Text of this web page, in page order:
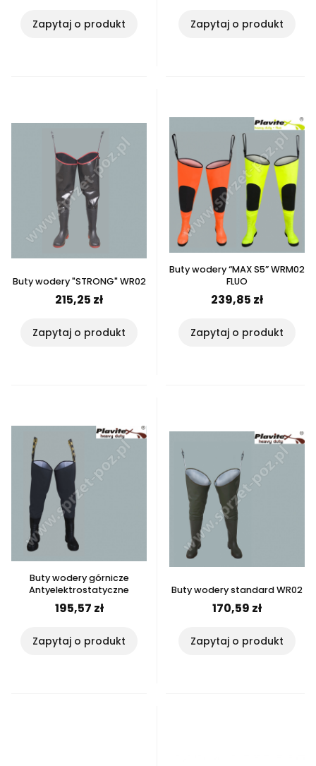
Zapytaj o produkt Zapytaj o produkt
Buty wodery "STRONG" WR02
215,25 zł
Zapytaj o produkt
Buty wodery “MAX S5” WRM02
FLUO
239,85 zł
Zapytaj o produkt
Buty wodery górnicze
Antyelektrostatyczne
195,57 zł
Zapytaj o produkt
Buty wodery standard WR02
170,59 zł
Zapytaj o produkt